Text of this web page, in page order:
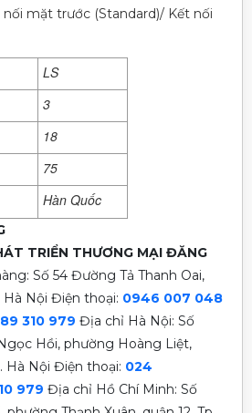
mặt trước (Standard)/ Kết nối
LS
3
18
75
Hàn Quốc
TRIỂN THƯƠNG MẠI ĐĂNG
Số 54 Đường Tả Thanh Oai,
Hà Nội Điện thoại: 0946 007 048
310 979 Địa chỉ Hà Nội: Số
Hồi, phường Hoàng Liệt,
Hà Nội Điện thoại: 024
979 Địa chỉ Hồ Chí Minh: Số